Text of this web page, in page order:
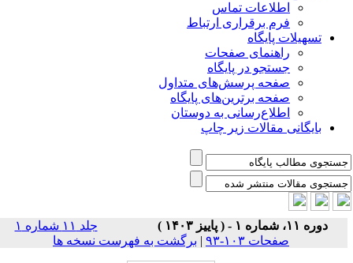
اطلاعات تماس
فرم برقراری ارتباط
تسهیلات پایگاه
راهنمای صفحات
جستجو در پایگاه
صفحه پرسش‌های متداول
صفحه برترین‌های پایگاه
اطلاع‌رسانی به دوستان
بایگانی مقالات زیر چاپ
دوره ۱۱، شماره ۱ - ( پاییز ۱۴۰۳ )
جلد ۱۱ شماره ۱
صفحات ۱۰۳-۹۳
|برگشت به فهرست نسخه ها